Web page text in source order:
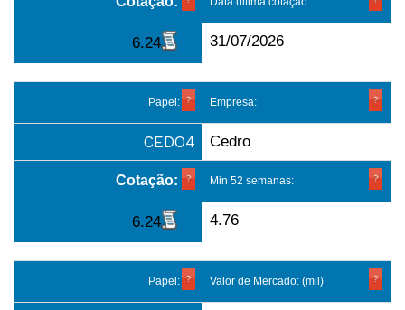
6.24 31/07/2026
Papel: Empresa:
CEDO4 Cedro
Cotação: Min 52 semanas:
6.24 4.76
Papel: Valor de Mercado: (mil)